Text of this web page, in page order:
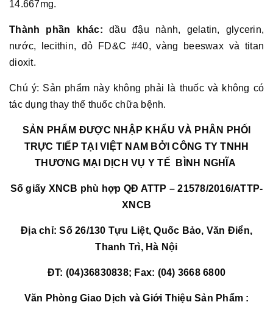
14.667mg.
Thành phần khác: dầu đậu nành, gelatin, glycerin,
nước, lecithin, đỏ FD&C #40, vàng beeswax và titan
dioxit.
Chú ý: Sản phẩm này không phải là thuốc và không có
tác dụng thay thế thuốc chữa bệnh.
SẢN PHẨM ĐƯỢC NHẬP KHẨU VÀ PHÂN PHỐI
TRỰC TIẾP TẠI VIỆT NAM BỞI CÔNG TY TNHH
THƯƠNG MẠI DỊCH VỤ Y TẾ BÌNH NGHĨA
Số giấy XNCB phù hợp QĐ ATTP – 21578/2016/ATTP-
XNCB
Địa chỉ: Số 26/130 Tựu Liệt, Quốc Bảo, Văn Điển,
Thanh Trì, Hà Nội
ĐT: (04)36830838; Fax: (04) 3668 6800
Văn Phòng Giao Dịch và Giới Thiệu Sản Phẩm :